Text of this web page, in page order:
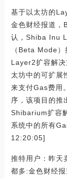
基于以太坊的
金色财经报道，
认，Shiba Inu
（Beta Mode
Layer2扩容解
太坊中的可扩展
来支付Gas费用
序，该项目的推
Shibarium扩容
系统中的所有
12:20:05]
推特用户：昨天
都多:金色财经